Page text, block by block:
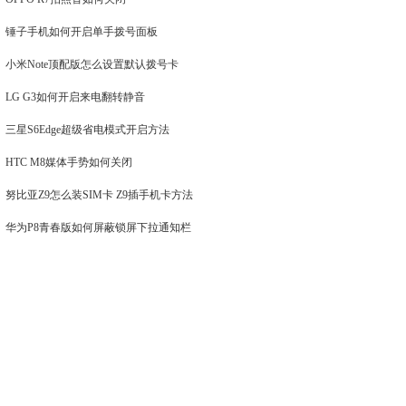
锤子手机如何开启单手拨号面板
小米Note顶配版怎么设置默认拨号卡
LG G3如何开启来电翻转静音
三星S6Edge超级省电模式开启方法
HTC M8媒体手势如何关闭
努比亚Z9怎么装SIM卡 Z9插手机卡方法
华为P8青春版如何屏蔽锁屏下拉通知栏